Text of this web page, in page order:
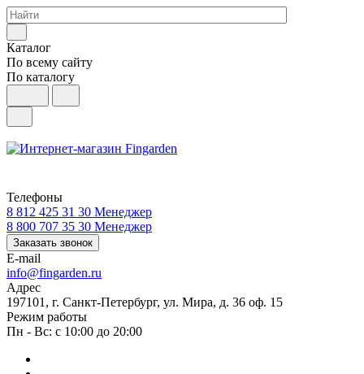
Каталог
По всему сайту
По каталогу
Телефоны
8 812 425 31 30 Менеджер
8 800 707 35 30 Менеджер
Заказать звонок
E-mail
info@fingarden.ru
Адрес
197101, г. Санкт-Петербург, ул. Мира, д. 36 оф. 15
Режим работы
Пн - Вс: с 10:00 до 20:00